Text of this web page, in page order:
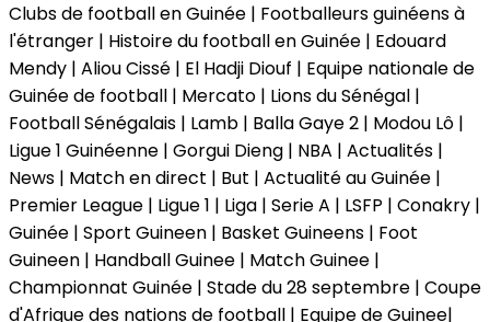
Clubs de football en Guinée | Footballeurs guinéens à
l'étranger | Histoire du football en Guinée | Edouard
Mendy | Aliou Cissé | El Hadji Diouf | Equipe nationale de
Guinée de football | Mercato | Lions du Sénégal |
Football Sénégalais | Lamb | Balla Gaye 2 | Modou Lô |
Ligue 1 Guinéenne | Gorgui Dieng | NBA | Actualités |
News | Match en direct | But | Actualité au Guinée |
Premier League | Ligue 1 | Liga | Serie A | LSFP | Conakry |
Guinée | Sport Guineen | Basket Guineens | Foot
Guineen | Handball Guinee | Match Guinee |
Championnat Guinée | Stade du 28 septembre | Coupe
d'Afrique des nations de football | Equipe de Guinee|